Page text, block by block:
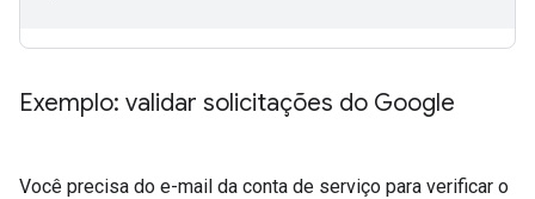
Exemplo: validar solicitações do Google
Você precisa do e-mail da conta de serviço para verificar o